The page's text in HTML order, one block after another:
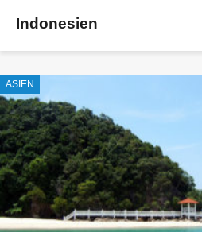
Indonesien
ASIEN